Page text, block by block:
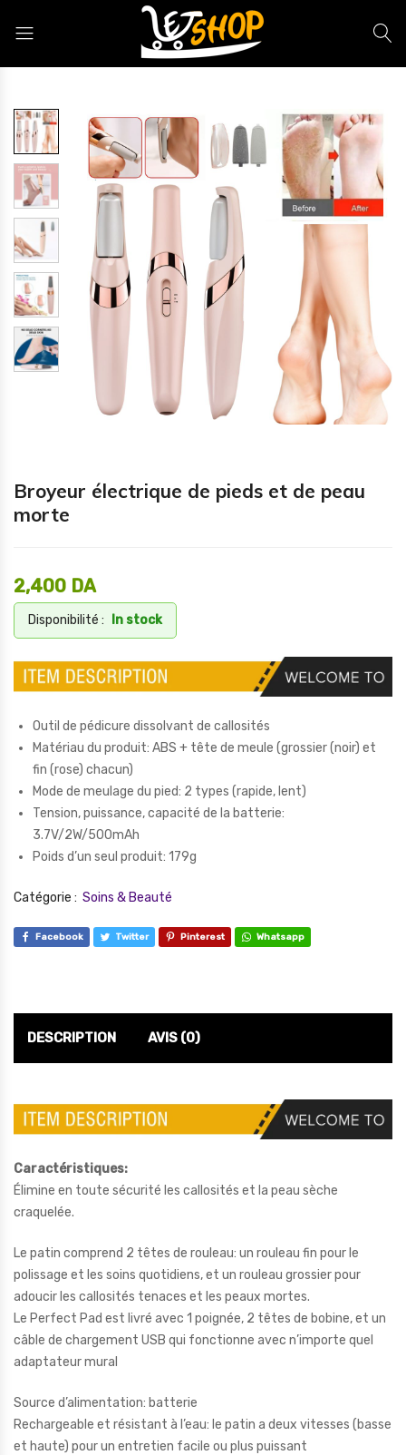
Broyeur électrique de pieds et de peau
morte
2,400 DA
Disponibilité : In stock
Outil de pédicure dissolvant de callosités
Matériau du produit: ABS + tête de meule (grossier (noir) et
fin (rose) chacun)
Mode de meulage du pied: 2 types (rapide, lent)
Tension, puissance, capacité de la batterie:
3.7V/2W/500mAh
Poids d’un seul produit: 179g
Catégorie : Soins & Beauté
Facebook Twitter Pinterest Whatsapp
DESCRIPTION AVIS (0)
Caractéristiques:
Élimine en toute sécurité les callosités et la peau sèche
craquelée.
Le patin comprend 2 têtes de rouleau: un rouleau fin pour le
polissage et les soins quotidiens, et un rouleau grossier pour
adoucir les callosités tenaces et les peaux mortes.
Le Perfect Pad est livré avec 1 poignée, 2 têtes de bobine, et un
câble de chargement USB qui fonctionne avec n’importe quel
adaptateur mural
Source d’alimentation: batterie
Rechargeable et résistant à l’eau: le patin a deux vitesses (basse
et haute) pour un entretien facile ou plus puissant